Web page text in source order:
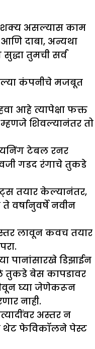
शक्य असल्यास काम
दाबा, अन्यथा
तुमची सर्व
कंपनीचे मजबूत
आहे त्यापेक्षा फक्त
शिवल्यानंतर तो
टेबल रनर
गडद रंगाचे तुकडे
तयार केल्यानंतर,
नवीन
लावून कवच तयार
पानांसारखे डिझाईन
तुकडे बेस कापडावर
घ्या जेणेकरून
नाही.
अस्तर न
थेट फेविकॉलने पेस्ट